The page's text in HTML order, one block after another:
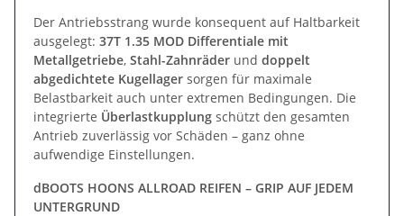
Der Antriebsstrang wurde konsequent auf Haltbarkeit
ausgelegt: 37T 1.35 MOD Differentiale mit
Metallgetriebe, Stahl-Zahnräder und doppelt
abgedichtete Kugellager sorgen für maximale
Belastbarkeit auch unter extremen Bedingungen. Die
integrierte Überlastkupplung schützt den gesamten
Antrieb zuverlässig vor Schäden – ganz ohne
aufwendige Einstellungen.
dBOOTS HOONS ALLROAD REIFEN – GRIP AUF JEDEM
UNTERGRUND